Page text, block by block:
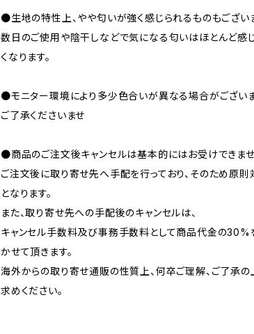
●生地の特性上、やや匂いが強く感じられるものもございま
数日のご使用や陰干しなどで気になる匂いはほとんど感
くなります。
●モニター環境により多少色合いが異なる場合がございま
ご了承くださいませ
●商品のご注文後キャンセルは基本的にはお受けできませ
ご注文後に取り寄せ先へ手配を行っており、そのため原則
となります。
また、取り寄せ先への手配後のキャンセルは、
キャンセル手数料及び事務手数料として商品代金の30%
かせて頂きます。
海外からの取り寄せ通販の性質上、何卒ご理解、ご了承の
求めください。